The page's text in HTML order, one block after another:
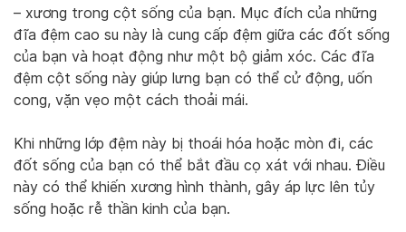
– xương trong cột sống của bạn. Mục đích của những
đĩa đệm cao su này là cung cấp đệm giữa các đốt sống
của bạn và hoạt động như một bộ giảm xóc. Các đĩa
đệm cột sống này giúp lưng bạn có thể cử động, uốn
cong, vặn vẹo một cách thoải mái.
Khi những lớp đệm này bị thoái hóa hoặc mòn đi, các
đốt sống của bạn có thể bắt đầu cọ xát với nhau. Điều
này có thể khiến xương hình thành, gây áp lực lên tủy
sống hoặc rễ thần kinh của bạn.